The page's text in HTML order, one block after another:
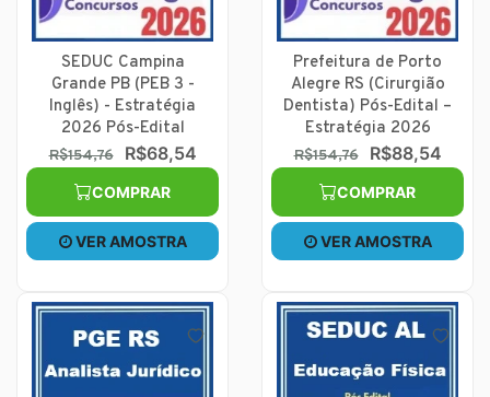
SEDUC Campina
Grande PB (PEB 3 -
Inglês) - Estratégia
2026 Pós-Edital
R$154,76 R$68,54
COMPRAR
VER AMOSTRA
Prefeitura de Porto
Alegre RS (Cirurgião
Dentista) Pós-Edital –
Estratégia 2026
R$154,76 R$88,54
COMPRAR
VER AMOSTRA